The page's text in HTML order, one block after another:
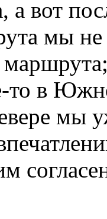
а вот
мы не
то в
мы